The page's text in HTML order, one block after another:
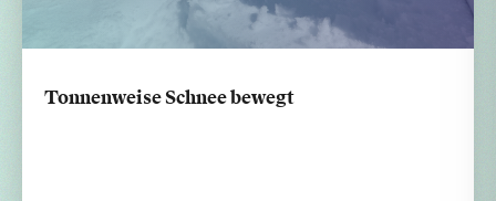
Tonnenweise Schnee bewegt